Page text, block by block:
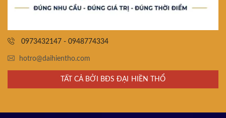
0973432147 - 0948774334
hotro@daihientho.com
TẤT CẢ BỞI BĐS ĐẠI HIỀN THỔ